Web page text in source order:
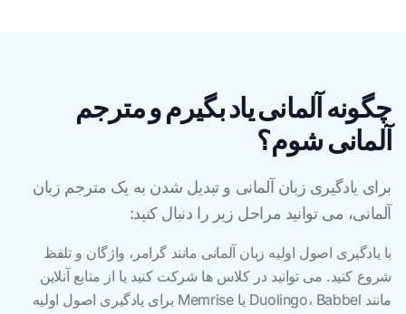
چگونه آلمانی یاد بگیرم و مترجم
آلمانی شوم؟
برای یادگیری زبان آلمانی و تبدیل شدن به یک مترجم زبان
آلمانی، می توانید مراحل زیر را دنبال کنید:
با یادگیری اصول اولیه زبان آلمانی مانند گرامر، واژگان و تلفظ
شروع کنید. می توانید در کلاس ها شرکت کنید یا از منابع آنلاین
مانند Duolingo، Babbel یا Memrise برای یادگیری اصول اولیه